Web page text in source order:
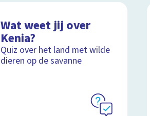
Wat weet jij over
Kenia?
Quiz over het land met wilde
dieren op de savanne